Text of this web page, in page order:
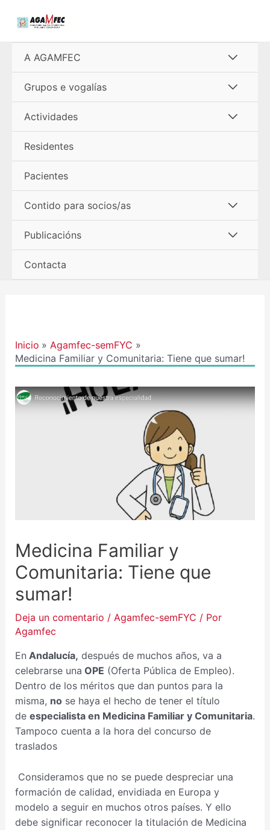
A AGAMFEC
menú
Grupos e vogalías
menú
Actividades
Residentes
Pacientes
Contido para socios/as
menú
Publicacións
Contacta
Inicio
Agamfec-semFYC
Medicina Familiar y Comunitaria: Tiene que sumar!
Medicina Familiar y
Comunitaria: Tiene que
sumar!
Deja un comentario / Agamfec-semFYC / Por
Agamfec
En Andalucía, después de muchos años, va a
celebrarse una OPE (Oferta Pública de Empleo).
Dentro de los méritos que dan puntos para la
misma, nose haya el hecho de tener el título
de especialista en Medicina Familiar y Comunitaria.
Tampoco cuenta a la hora del concurso de
traslados
Consideramos que no se puede despreciar una
formación de calidad, envidiada en Europa y
modelo a seguir en muchos otros países. Y ello
debe significar reconocer la titulación de Medicina